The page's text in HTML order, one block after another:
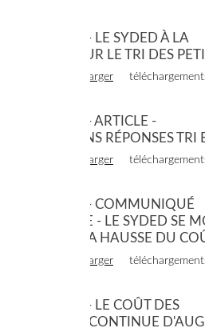
2020 - 02 - LE SYDED À LA
POINTE SUR LE TRI DES
télécharger
2020 - 01 - ARTICLE -
QUESTIONS RÉPONSES TRI
télécharger
2021 - 01 - COMMUNIQUÉ
DE PRESSE - LE SYDED SE
LIMITER LA HAUSSE DU
télécharger
2019 - 12 - LE COÛT DES
DÉCHETS CONTINUE